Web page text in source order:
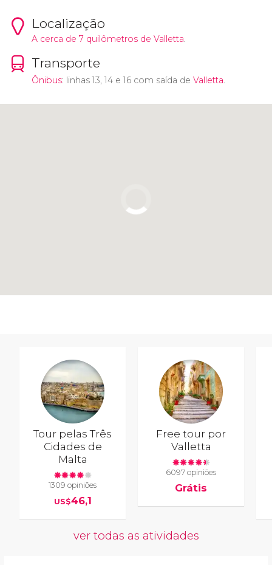
Localização
A cerca de 7 quilômetros de Valletta.
Transporte
Ônibus: linhas 13, 14 e 16 com saída de Valletta
Tour pelas Três
Cidades de
Malta
1309 opiniões
US$46,1
Free tour por
Valletta
6097 opiniões
Grátis
ver todas as atividades